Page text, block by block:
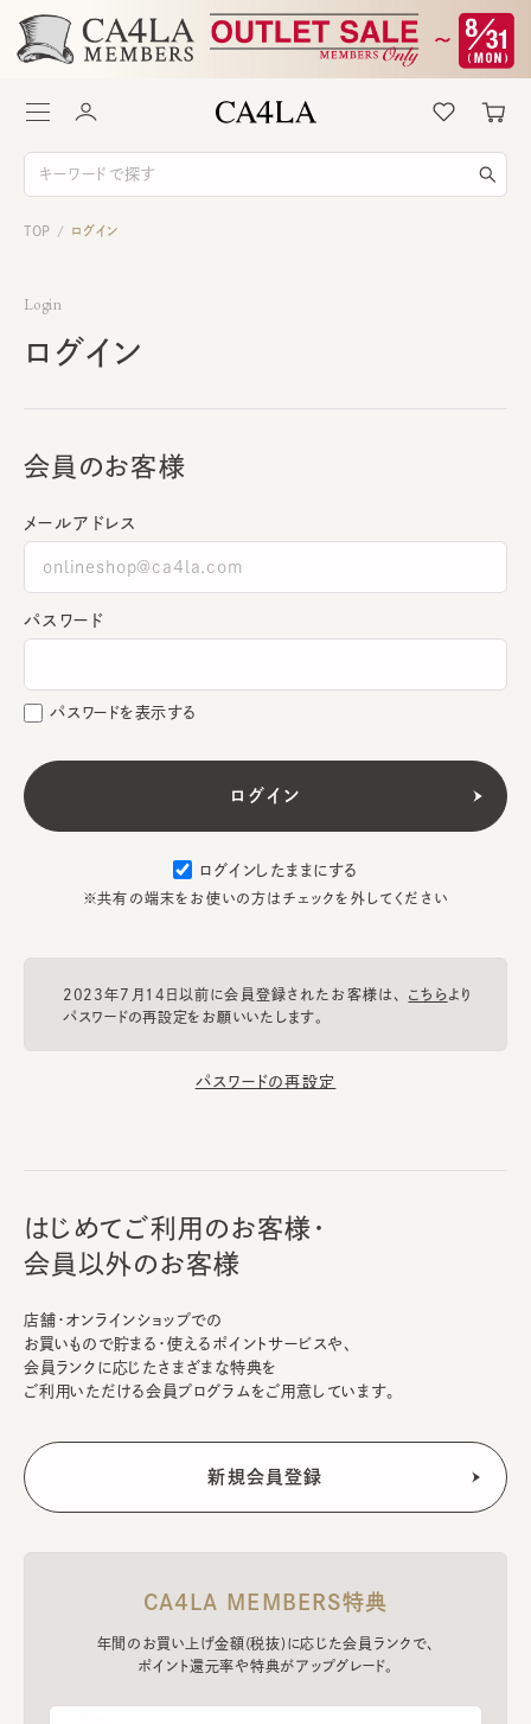
TOP / ログイン
Login
ログイン
会員のお客様
メールアドレス
パスワード
パスワードを表示する
ログインしたままにする
※共有の端末をお使いの方はチェックを外してください
2023年7月14日以前に会員登録されたお客様は、 こちらより
パスワードの再設定をお願いいたします。
パスワードの再設定
はじめてご利用のお客様・
会員以外のお客様
店舗・オンラインショップでの
お買いもので貯まる・使えるポイントサービスや、
会員ランクに応じたさまざまな特典を
ご利用いただける会員プログラムをご用意しています。
CA4LA MEMBERS特典
年間のお買い上げ金額(税抜)に応じた会員ランクで、
ポイント還元率や特典がアップグレード。